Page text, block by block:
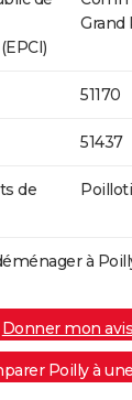
Grand
51170
51437
de
à
Donner mon
Poilly à